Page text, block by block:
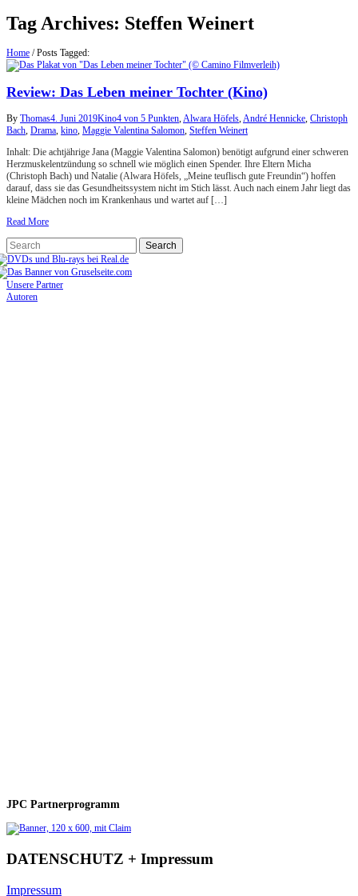
Tag Archives: Steffen Weinert
Home /Posts Tagged:
Review: Das Leben meiner Tochter (Kino)
By Thomas4. Juni 2019Kino4 von 5 Punkten,Alwara Höfels,André Hennicke, Christoph
Bach, Drama, kino, Maggie Valentina Salomon, Steffen Weinert
Inhalt: Die achtjährige Jana (Maggie Valentina Salomon) benötigt aufgrund einer schweren
Herzmuskelentzündung so schnell wie möglich einen Spender. Ihre Eltern Micha
(Christoph Bach) und Natalie (Alwara Höfels, „Meine teuflisch gute Freundin“) hoffen
darauf, dass sie das Gesundheitssystem nicht im Stich lässt. Auch nach einem Jahr liegt das
kleine Mädchen noch im Krankenhaus und wartet auf […]
Read More
Unsere Partner
Autoren
JPC Partnerprogramm
DATENSCHUTZ + Impressum
Impressum